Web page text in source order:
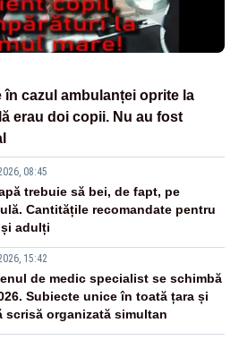
în cazul ambulanței oprite la
erau doi copii. Nu au fost
08:45
trebuie să bei, de fapt, pe
Cantitățile recomandate pentru
adulți
15:42
de medic specialist se schimbă
Subiecte unice în toată țara și
scrisă organizată simultan